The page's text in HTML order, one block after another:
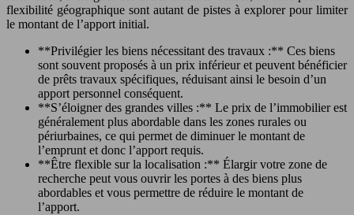
flexibilité géographique sont autant de pistes à explorer pour limiter
le montant de l’apport initial.
**Privilégier les biens nécessitant des travaux :** Ces biens
sont souvent proposés à un prix inférieur et peuvent bénéficier
de prêts travaux spécifiques, réduisant ainsi le besoin d’un
apport personnel conséquent.
**S’éloigner des grandes villes :** Le prix de l’immobilier est
généralement plus abordable dans les zones rurales ou
périurbaines, ce qui permet de diminuer le montant de
l’emprunt et donc l’apport requis.
**Être flexible sur la localisation :** Élargir votre zone de
recherche peut vous ouvrir les portes à des biens plus
abordables et vous permettre de réduire le montant de
l’apport.